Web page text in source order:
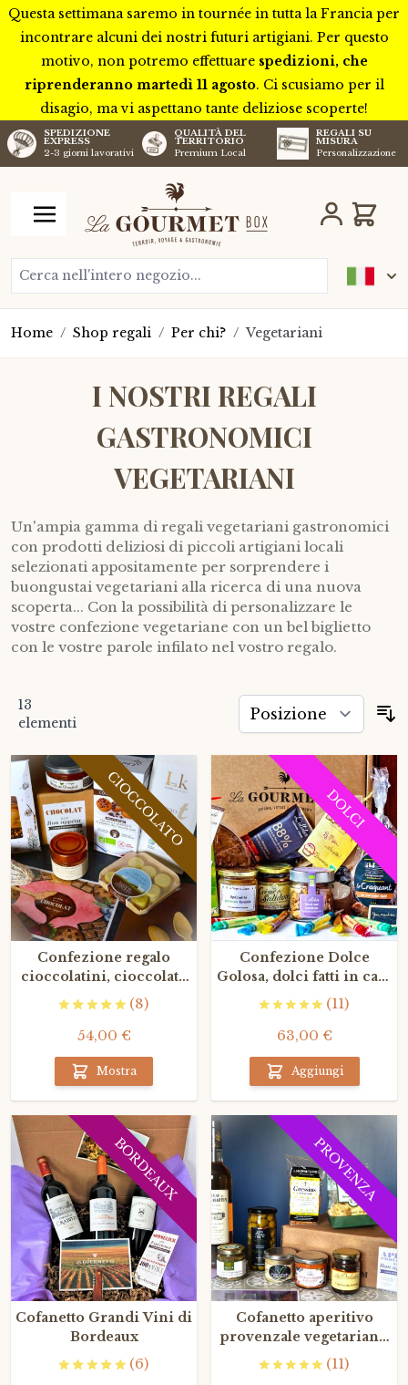
Questa settimana saremo in tournée in tutta la Francia per
incontrare alcuni dei nostri futuri artigiani. Per questo
motivo, non potremo effettuare spedizioni, che
riprenderanno martedì 11 agosto. Ci scusiamo per il
disagio, ma vi aspettano tante deliziose scoperte!
SPEDIZIONE
EXPRESS
2-3 giorni lavorativi
QUALITÀ DEL
TERRITORIO
Premium Local
REGALI SU
MISURA
Personalizzazione
Cerca nell'intero negozio...
Carrello
Home / Shop regali / Per chi? / Vegetariani
I NOSTRI REGALI
GASTRONOMICI
VEGETARIANI
Un'ampia gamma di regali vegetariani gastronomici
con prodotti deliziosi di piccoli artigiani locali
selezionati appositamente per sorprendere i
buongustai vegetariani alla ricerca di una nuova
scoperta... Con la possibilità di personalizzare le
vostre confezione vegetariane con un bel biglietto
con le vostre parole infilato nel vostro regalo.
13
elementi
CIOCCOLATO
Confezione regalo
cioccolatini, cioccolato
dei migliori artigiani
francesi
(8)
54,00 €
Mostra
DOLCI
Confezione Dolce
Golosa, dolci fatti in casa
di La Gourmet Box
(11)
63,00 €
Aggiungi
BORDEAUX
Cofanetto Grandi Vini di
Bordeaux
(6)
PROVENZA
Cofanetto aperitivo
provenzale vegetariano
(con Rosé Grand Cru
classé)
(11)